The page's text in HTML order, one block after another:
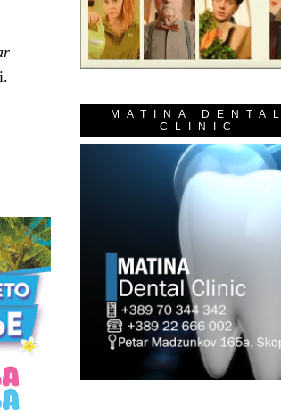
MATINA DENTAL
CLINIC